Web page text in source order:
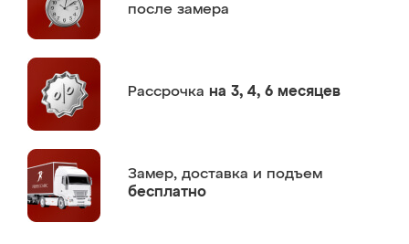
после замера
Рассрочка на 3, 4, 6 месяцев
Замер, доставка и подъем
бесплатно